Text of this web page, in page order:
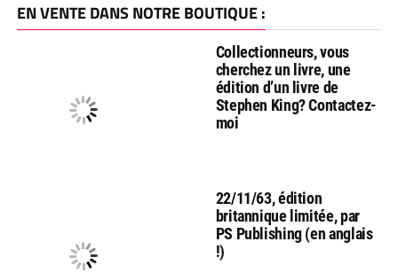
EN VENTE DANS NOTRE BOUTIQUE :
Collectionneurs, vous
cherchez un livre, une
édition d’un livre de
Stephen King? Contactez-
moi
22/11/63, édition
britannique limitée, par
PS Publishing (en anglais
!)